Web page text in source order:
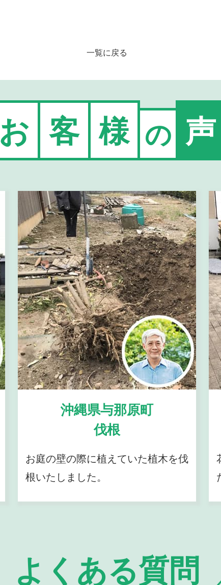
一覧に戻る
お 客 様 の 声
沖縄県与那原町
伐根
お庭の壁の際に植えていた植木を伐
根いたしました。
よくある質問